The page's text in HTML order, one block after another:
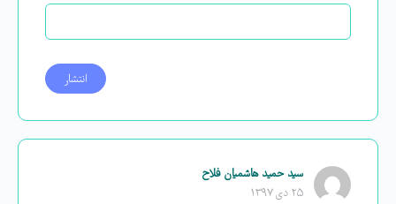
سید حمید هاشمیان فلاح
۲۵ دی ۱۳۹۷